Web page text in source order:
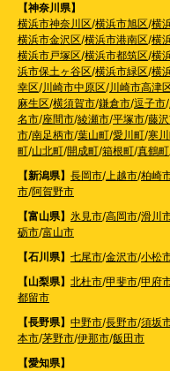
【神奈川県】
横浜市神奈川区/横浜市旭区/横
横浜市金沢区/横浜市港南区/横
横浜市戸塚区/横浜市都筑区/横
浜市保土ヶ谷区/横浜市緑区/横
幸区/川崎市中原区/川崎市高津
麻生区/横須賀市/鎌倉市/逗子市/
名市/座間市/綾瀬市/平塚市/藤
市/南足柄市/葉山町/愛川町/寒
町/山北町/開成町/箱根町/真鶴町
【新潟県】 長岡市/上越市/柏崎
市/阿賀野市
【富山県】 氷見市/高岡市/滑川
砺市/富山市
【石川県】 七尾市/金沢市/小松
【山梨県】 北杜市/甲斐市/甲府
都留市
【長野県】 中野市/長野市/須坂
本市/茅野市/伊那市/飯田市
【愛知県】